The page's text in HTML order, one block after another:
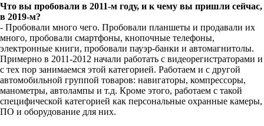
Что вы пробовали в 2011-м году, и к чему вы пришли сейчас,
в 2019-м?
- Пробовали много чего. Пробовали планшеты и продавали их
много, пробовали смартфоны, кнопочные телефоны,
электронные книги, пробовали пауэр-банки и автомагнитолы.
Примерно в 2011-2012 начали работать с видеорегистраторами и
с тех пор занимаемся этой категорией. Работаем и с другой
автомобильной группой товаров: навигаторы, компрессоры,
манометры, автолампы и т.д. Кроме этого, работаем с такой
специфической категорией как персональные охранные камеры,
ПО и оборудование для них.